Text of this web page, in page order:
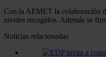
Con la AEMET la colaboración
niveles recogidos. Además se
Noticias relacionadas